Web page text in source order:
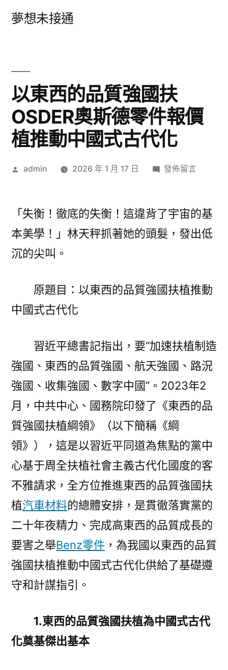
夢想未接通
以東西的品質強國扶
OSDER奧斯德零件報價
植推動中國式古代化
作
admin 2026 年 1 月 17 日
在
西
的
品
國
扶
斯
德
零
件
價
植
推
動
中
國
式
古
代
化〉
發佈留言
「失衡！徹底的失衡！這違背了宇宙的基
本美學！」林天秤抓著她的頭髮，發出低
沉的尖叫。
原題目：以東西的品質強國扶植推動
中國式古代化
習近平總書記指出，要“加速扶植制造
強國、東西的品質強國、航天強國、路況
強國、收集強國、數字中國”。2023年2
月，中共中心、國務院印發了《東西的品
質強國扶植綱領》（以下簡稱《綱
領》），這是以習近平同道為焦點的黨中
心基于周全扶植社會主義古代化國度的客
不雅請求，全方位推進東西的品質強國扶
植汽車材料的總體安排，是貫徹落實黨的
二十年夜精力、完成高東西的品質成長的
要害之舉Benz零件 ，為我國以東西的品質
強國扶植推動中國式古代化供給了基礎遵
守和計謀指引。
1.東西的品質強國扶植為中國式古代
化奠基傑出基本